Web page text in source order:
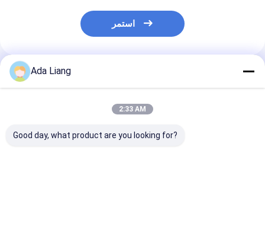
استمر
المنتجات الموصى بها
Ada Liang
2:33 AM
Good day, what product are you looking for?